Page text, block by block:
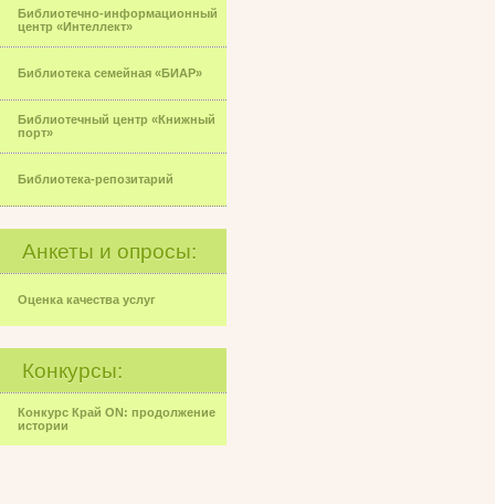
Библиотечно-информационный
центр «Интеллект»
Библиотека семейная «БИАР»
Библиотечный центр «Книжный
порт»
Библиотека-репозитарий
Анкеты и опросы:
Оценка качества услуг
Конкурсы:
Конкурс Край ON: продолжение
истории